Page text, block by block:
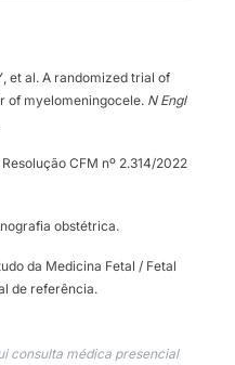
et al. A randomized trial of
of myelomeningocele. N Engl
CFM nº 2.314/2022
obstétrica.
da Medicina Fetal / Fetal
de referência.
consulta médica presencial